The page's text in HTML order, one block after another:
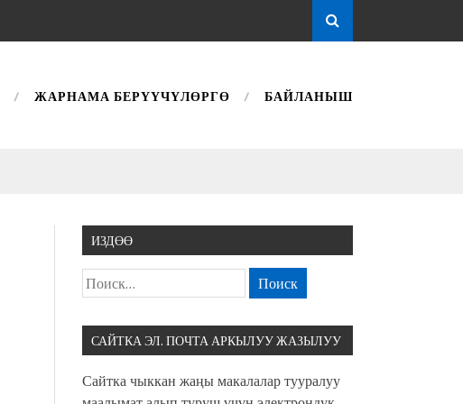
ЖАРНАМА БЕРҮҮЧҮЛӨРГӨ БАЙЛАНЫШ
ИЗДӨӨ
САЙТКА ЭЛ. ПОЧТА АРКЫЛУУ ЖАЗЫЛУУ
Сайтка чыккан жаңы макалалар тууралуу